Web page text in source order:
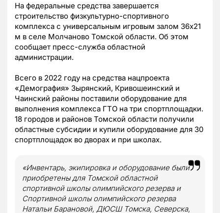
На федеральные средства завершается
строительство физкультурно-спортивного
комплекса с универсальным игровым залом 36х21
м в селе Молчаново Томской области. Об этом
сообщает пресс-служба областной
администрации.
Всего в 2022 году на средства нацпроекта
«Демография» Зырянский, Кривошеинский и
Чаинский районы поставили оборудование для
выполнения комплекса ГТО на три спортплощадки.
18 городов и районов Томской области получили
областные субсидии и купили оборудование для 30
спортплощадок во дворах и при школах.
«Инвентарь, экипировка и оборудование были
приобретены для Томской областной
спортивной школы олимпийского резерва и
Спортивной школы олимпийского резерва
Натальи Барановой, ДЮСШ Томска, Северска,